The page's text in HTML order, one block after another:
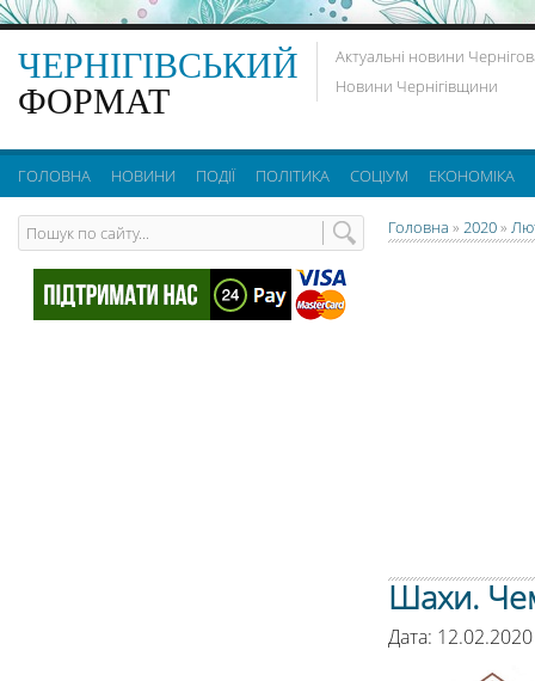
ЧЕРНІГІВСЬКИЙ
ФОРМАТ
Актуальні новини
Новини Чернігівщини
ГОЛОВНА НОВИНИ ПОДІЇ ПОЛІТИКА СОЦІУМ ЕКОНОМІКА
Головна » 2020»
Шахи.
Дата: